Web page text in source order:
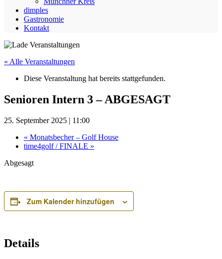
dimples
Gastronomie
Kontakt
« Alle Veranstaltungen
Diese Veranstaltung hat bereits stattgefunden.
Senioren Intern 3 – ABGESAGT
25. September 2025 | 11:00
« Monatsbecher – Golf House
time4golf / FINALE »
Abgesagt
Zum Kalender hinzufügen
Details